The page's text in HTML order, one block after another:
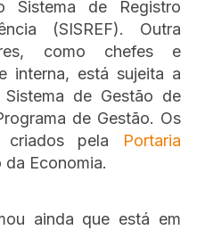
Sistema de Registro
(SISREF). Outra
como chefes e
interna, está sujeita a
de Gestão de
de Gestão. Os
criados pela Portaria
Economia.
ainda que está em